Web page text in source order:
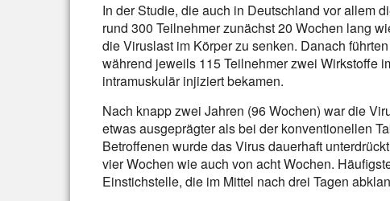
In der Studie, die auch in Deutschland vor allem
rund 300 Teilnehmer zunächst 20 Wochen lang
die Viruslast im Körper zu senken. Danach
während jeweils 115 Teilnehmer zwei Wirkstoffe
intramuskulär injiziert bekamen.
Nach knapp zwei Jahren (96 Wochen) war die
etwas ausgeprägter als bei der konventionellen
Betroffenen wurde das Virus dauerhaft
vier Wochen wie auch von acht Wochen.
Einstichstelle, die im Mittel nach drei Tagen